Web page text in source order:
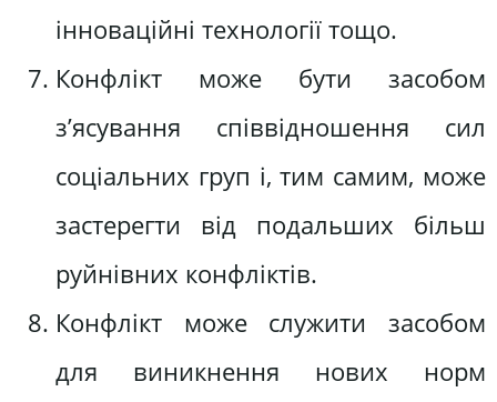
інноваційні технології тощо.
Конфлікт може бути засобом
з’ясування співвідношення сил
соціальних груп і, тим самим, може
застерегти від подальших більш
руйнівних конфліктів.
Конфлікт може служити засобом
для виникнення нових норм